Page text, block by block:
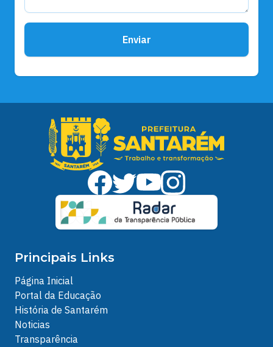
Enviar
Principais Links
Página Inicial
Portal da Educação
História de Santarém
Noticias
Transparência